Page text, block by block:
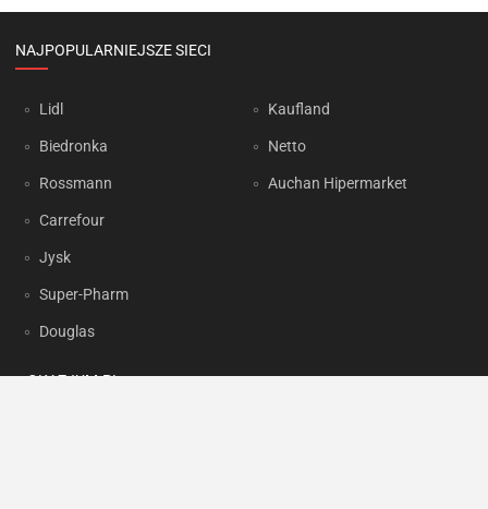
NAJPOPULARNIEJSZE SIECI
Lidl
Biedronka
Rossmann
Carrefour
Jysk
Super-Pharm
Douglas
Kaufland
Netto
Auchan Hipermarket
OKAZJUM.PL